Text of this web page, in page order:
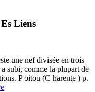
Liens
une nef divisée en trois
subi, comme la plupart de
P oitou (C harente ) p.